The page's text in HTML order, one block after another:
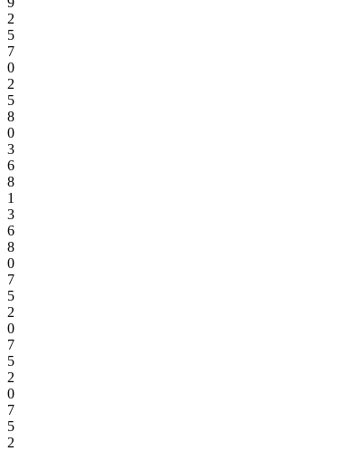
2
5
7
0
2
5
8
0
3
6
8
1
3
6
8
0
7
5
2
0
7
5
2
0
7
5
2